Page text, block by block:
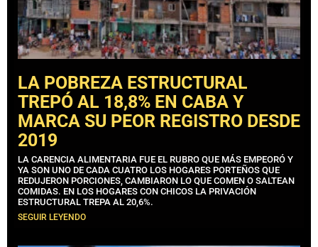
LA POBREZA ESTRUCTURAL
TREPÓ AL 18,8% EN CABA Y
MARCA SU PEOR REGISTRO DESDE
2019
LA CARENCIA ALIMENTARIA FUE EL RUBRO QUE MÁS EMPEORÓ Y
YA SON UNO DE CADA CUATRO LOS HOGARES PORTEÑOS QUE
REDUJERON PORCIONES, CAMBIARON LO QUE COMEN O SALTEAN
COMIDAS. EN LOS HOGARES CON CHICOS LA PRIVACIÓN
ESTRUCTURAL TREPA AL 20,6%.
SEGUIR LEYENDO